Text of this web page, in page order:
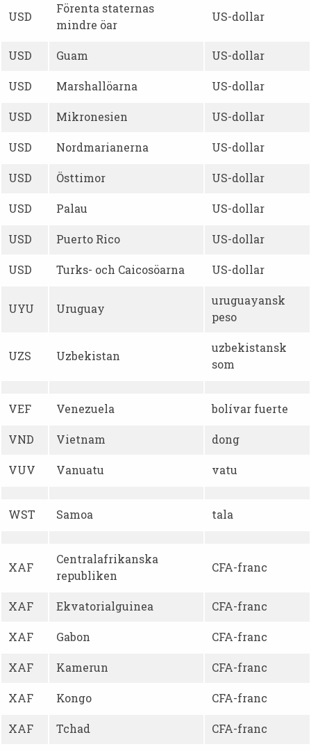
USD
Förenta staternas
mindre öar
US-dollar
USD Guam US-dollar
USD Marshallöarna US-dollar
USD Mikronesien US-dollar
USD Nordmarianerna US-dollar
USD Östtimor US-dollar
USD Palau US-dollar
USD Puerto Rico US-dollar
USD Turks- och Caicosöarna US-dollar
UYU Uruguay
uruguayansk
peso
UZS Uzbekistan
uzbekistansk
som
VEF Venezuela bolívar fuerte
VND Vietnam dong
VUV Vanuatu vatu
WST Samoa tala
XAF
Centralafrikanska
republiken
CFA-franc
XAF Ekvatorialguinea CFA-franc
XAF Gabon CFA-franc
XAF Kamerun CFA-franc
XAF Kongo CFA-franc
XAF Tchad CFA-franc